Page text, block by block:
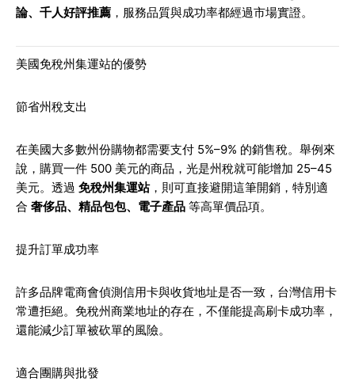
論、千人好評推薦 ，服務品質與成功率都經過市場實證。
美國免稅州集運站的優勢
節省州稅支出
在美國大多數州份購物都需要支付 5%–9% 的銷售稅。舉例來
說，購買一件 500 美元的商品，光是州稅就可能增加 25–45
美元。透過 免稅州集運站，則可直接避開這筆開銷，特別適
合 奢侈品、精品包包、電子產品 等高單價品項。
提升訂單成功率
許多品牌電商會偵測信用卡與收貨地址是否一致，台灣信用卡
常遭拒絕。免稅州商業地址的存在，不僅能提高刷卡成功率，
還能減少訂單被砍單的風險。
適合團購與批發